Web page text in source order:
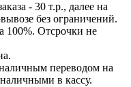
- 30 т.р., далее на
без ограничений.
100%. Отсрочки не
переводом на
в кассу.